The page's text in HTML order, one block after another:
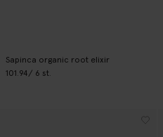
Sapinca organic root elixir
101.94/ 6 st.